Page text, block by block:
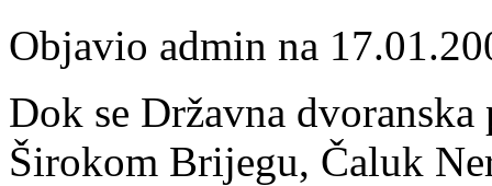
Objavio admin na
Dok se Državna
Širokom Brijegu, Čaluk